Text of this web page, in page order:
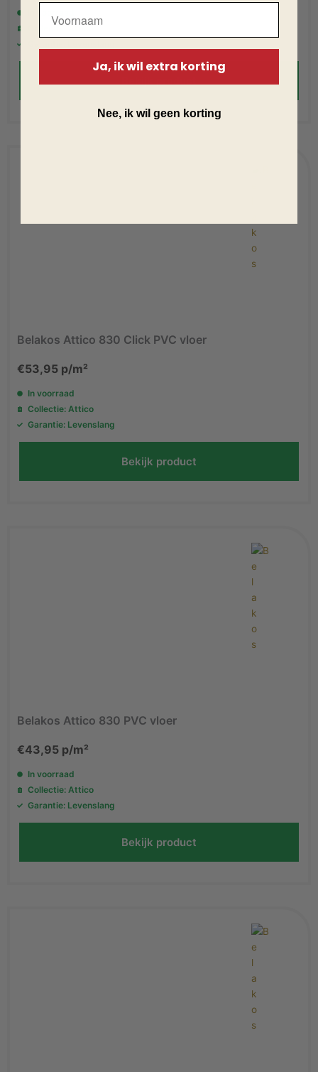
Collectie: Attico
Belakos Attico 830 Click PVC vloer
€53,95 p/m²
In voorraad
Collectie: Attico
Garantie: Levenslang
Bekijk product
Belakos Attico 830 PVC vloer
€43,95 p/m²
In voorraad
Collectie: Attico
Garantie: Levenslang
Bekijk product
Ja, ik wil extra korting
Nee, ik wil geen korting